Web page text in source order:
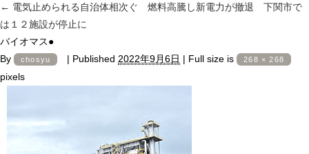
← 電気止められる自治体相次ぐ 燃料高騰し新電力が撤退 下関市で
は１２施設が停止に
バイオマス●
By
chosyu | Published 2022年9月6日 | Full size is 268 × 268
pixels